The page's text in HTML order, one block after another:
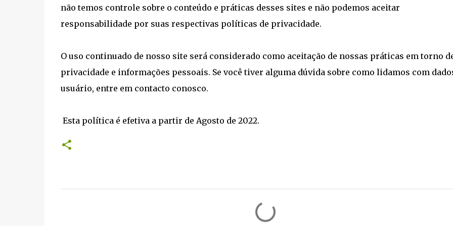
não temos controle sobre o conteúdo e práticas desses sites e não podemos aceitar
responsabilidade por suas respectivas políticas de privacidade.
O uso continuado de nosso site será considerado como aceitação de nossas práticas em torno
privacidade e informações pessoais. Se você tiver alguma dúvida sobre como lidamos com
usuário, entre em contacto conosco.
Esta política é efetiva a partir de Agosto de 2022.